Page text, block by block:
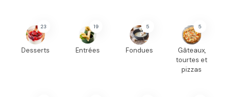
23
Desserts
19
Entrées
5
Fondues
5
Gâteaux,
tourtes et
pizzas